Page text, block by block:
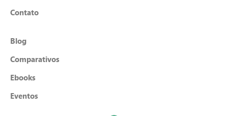
Contato
Blog
Comparativos
Ebooks
Eventos